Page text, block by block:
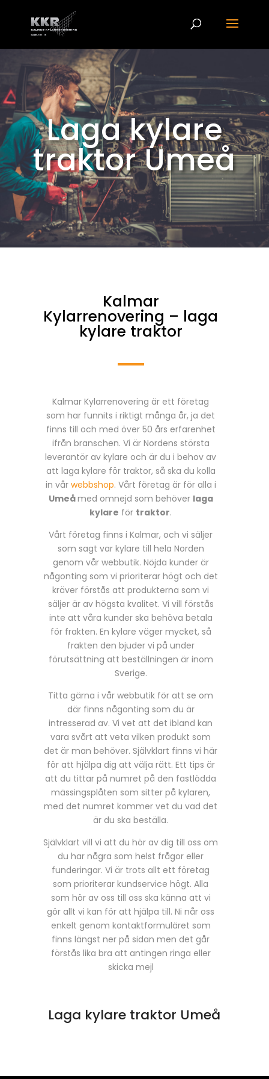
Laga kylare
traktor Umeå
Kalmar
Kylarrenovering – laga
kylare traktor
Kalmar Kylarrenovering är ett företag
som har funnits i riktigt många år, ja det
finns till och med över 50 års erfarenhet
ifrån branschen. Vi är Nordens största
leverantör av kylare och är du i behov av
att laga kylare för traktor, så ska du kolla
in vår webbshop. Vårt företag är för alla i
Umeåmed omnejd som behöver laga
kylare för traktor.
Vårt företag finns i Kalmar, och vi säljer
som sagt var kylare till hela Norden
genom vår webbutik. Nöjda kunder är
någonting som vi prioriterar högt och det
kräver förstås att produkterna som vi
säljer är av högsta kvalitet. Vi vill förstås
inte att våra kunder ska behöva betala
för frakten. En kylare väger mycket, så
frakten den bjuder vi på under
förutsättning att beställningen är inom
Sverige.
Titta gärna i vår webbutik för att se om
där finns någonting som du är
intresserad av. Vi vet att det ibland kan
vara svårt att veta vilken produkt som
det är man behöver. Självklart finns vi här
för att hjälpa dig att välja rätt. Ett tips är
att du tittar på numret på den fastlödda
mässingsplåten som sitter på kylaren,
med det numret kommer vet du vad det
är du ska beställa.
Självklart vill vi att du hör av dig till oss om
du har några som helst frågor eller
funderingar. Vi är trots allt ett företag
som prioriterar kundservice högt. Alla
som hör av oss till oss ska känna att vi
gör allt vi kan för att hjälpa till. Ni når oss
enkelt genom kontaktformuläret som
finns längst ner på sidan men det går
förstås lika bra att antingen ringa eller
skicka mejl
Laga kylare traktor Umeå